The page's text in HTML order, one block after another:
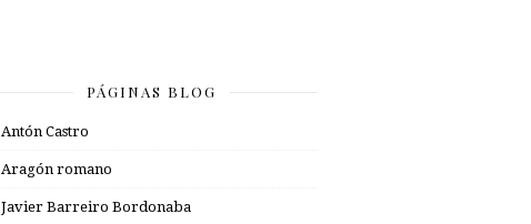
PÁGINAS BLOG
Antón Castro
Aragón romano
Javier Barreiro Bordonaba